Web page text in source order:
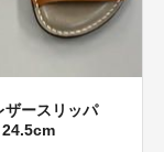
ースリッパ